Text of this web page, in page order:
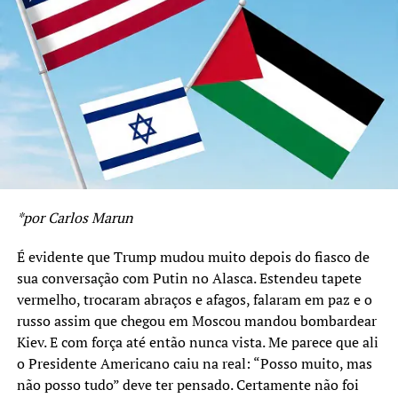
existência de Israel e obtiveram um cronograma de 05
anos para a instalação do Estado da Palestina nas
fronteiras anteriores a Guerra de 1967. Ou seja, pela Paz
os líderes Palestinos aceitaram instalar o seu Estado em
13% da área original da Palestina, ficando 87% do
território para o Estado de Israel.
Havia o temor de uma rejeição popular a proposta.
Mesmo assim, Arafat voltou para a Região e foi eleito
de 90% dos votos dos habitantes de Gaza e da
queria a Paz.
Já em Israel as coisas aconteceram de forma inversa.
Rabin voltou e encontrou cerrada oposição aos acordos.
Convocou uma manifestação peja Paz, e foi ali
assassinado.
*por Carlos Marun
É evidente que Trump mudou muito depois do fiasco de
sua conversação com Putin no Alasca. Estendeu tapete
vermelho, trocaram abraços e afagos, falaram em paz e o
russo assim que chegou em Moscou mandou bombardear
Kiev. E com força até então nunca vista. Me parece que ali
o Presidente Americano caiu na real: “Posso muito, mas
não posso tudo” deve ter pensado. Certamente não foi